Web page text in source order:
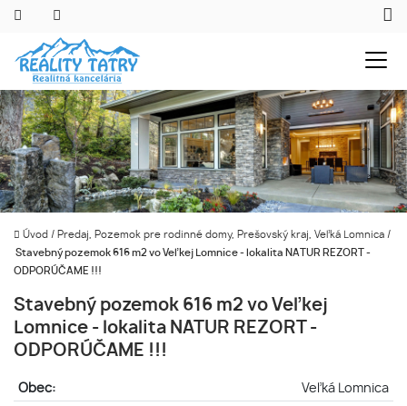
Úvod / Predaj, Pozemok pre rodinné domy, Prešovský kraj, Veľká Lomnica /
Stavebný pozemok 616 m2 vo Veľkej Lomnice - lokalita NATUR REZORT -
ODPORÚČAME !!!
Stavebný pozemok 616 m2 vo Veľkej
Lomnice - lokalita NATUR REZORT -
ODPORÚČAME !!!
Obec:
Veľká Lomnica